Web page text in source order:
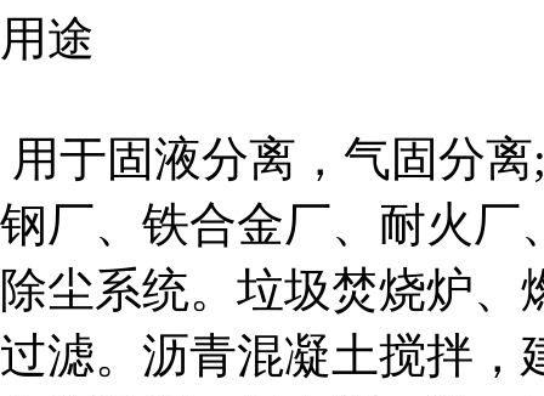
用途
用于固液分离，气固分
钢厂、铁合金厂、耐火厂
除尘系统。垃圾焚烧炉
过滤。沥青混凝土搅拌，